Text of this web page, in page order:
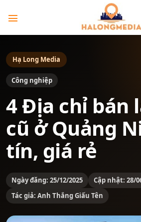
qua
Hạ Long Media
Công nghiệp
4 Địa chỉ bán
cũ ở Quảng
tín, giá rẻ
Ngày đăng: 25/12/2025 Cập nhật: 28/
Tác giả: Anh Thắng Giấu Tên